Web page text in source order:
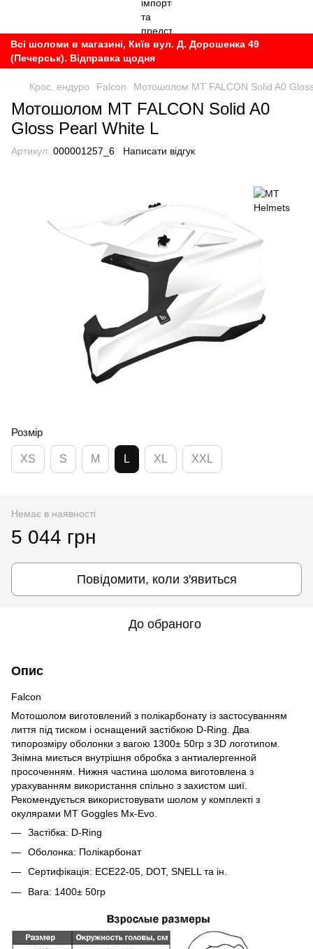
Всі шоломи в магазині, Київ вул. Д. Дорошенка 49
(Печерськ). Відправка щодня
Крос, ендуро Falcon Мотошолом MT FALCON Solid A0
Мотошолом MT FALCON Solid A0
Gloss Pearl White L
Артикул: 000001257_6 Написати відгук
Розмір
XS S M L XL XXL
Немає в наявності
5 044 грн
Повідомити, коли з'явиться
До обраного
Опис
Falcon
Мотошолом виготовлений з полікарбонату із застосуванням
лиття під тиском і оснащений застібкою D-Ring. Два
типорозміру оболонки з вагою 1300± 50гр з 3D логотипом.
Знімна миється внутрішня обробка з антиалергенной
просоченням. Нижня частина шолома виготовлена з
урахуванням використання спільно з захистом шиї.
Рекомендується використовувати шолом у комплекті з
окулярами MT Goggles Mx-Evo.
Застібка: D-Ring
Оболонка: Полікарбонат
Сертифікація: ЕСЕ22-05, DOT, SNELL та ін.
Вага: 1400± 50гр